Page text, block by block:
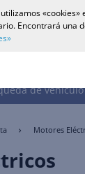
de vehículo
Motores
Encontrará una